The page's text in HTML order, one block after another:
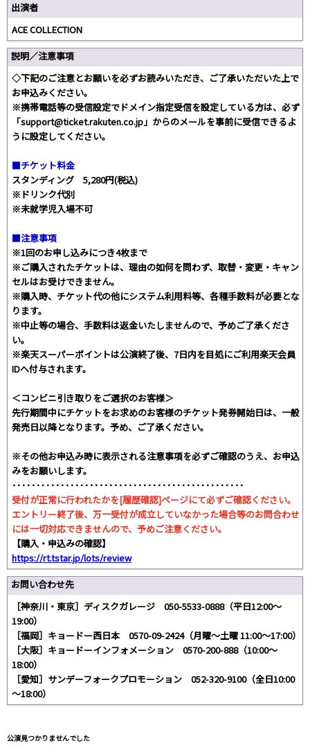
出演者
ACE COLLECTION
説明／注意事項
◇下記のご注意とお願いを必ずお読みいただき、ご了承いただいた上で
お申込みください。
※携帯電話等の受信設定でドメイン指定受信を設定している方は、必ず
「support@ticket.rakuten.co.jp」からのメールを事前に受信できるよ
うに設定してください。
■チケット料金
スタンディング 5,280円(税込)
※ドリンク代別
※未就学児入場不可
■注意事項
※1回のお申し込みにつき4枚まで
※ご購入されたチケットは、理由の如何を問わず、取替・変更・キャン
セルはお受けできません。
※購入時、チケット代の他にシステム利用料等、各種手数料が必要とな
ります。
※中止等の場合、手数料は返金いたしませんので、予めご了承くださ
い。
※楽天スーパーポイントは公演終了後、7日内を目処にご利用楽天会員
IDへ付与されます。
＜コンビニ引き取りをご選択のお客様＞
先行期間中にチケットをお求めのお客様のチケット発券開始日は、一般
発売日以降となります。予め、ご了承ください。
※その他お申込み時に表示される注意事項を必ずご確認のうえ、お申込
みをお願いします。
････････････････････････････････････････････････
受付が正常に行われたかを[履歴確認]ページにて必ずご確認ください。
エントリー終了後、万一受付が成立していなかった場合等のお問合わせ
には一切対応できませんので、予めご注意ください。
【購入・申込みの確認】
https://rt.tstar.jp/lots/review
お問い合わせ先
［神奈川・東京］ディスクガレージ 050-5533-0888（平日12:00〜
19:00）
［福岡］キョードー西日本 0570-09-2424（月曜〜土曜 11:00～17:00）
［大阪］キョードーインフォメーション 0570-200-888（10:00～
18:00）
［愛知］サンデーフォークプロモーション 052-320-9100（全日10:00
～18:00）
公演見つかりませんでした